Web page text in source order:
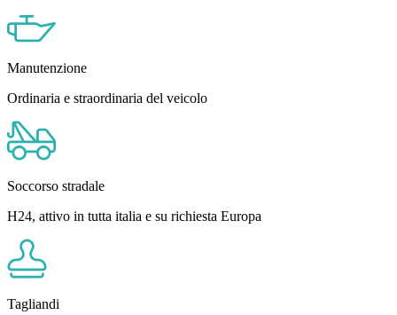
Manutenzione
Ordinaria e straordinaria del veicolo
Soccorso stradale
H24, attivo in tutta italia e su richiesta Europa
Tagliandi